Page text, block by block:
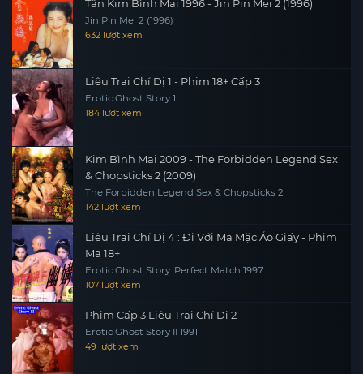
Tân Kim Bình Mai 1996 - Jin Pin Mei 2 (1996)
Jin Pin Mei 2 (1996)
632 lượt xem
Liêu Trai Chí Dị 1 - Phim 18+ Cấp 3
Erotic Ghost Story 1
184 lượt xem
Kim Bình Mai 2009 - The Forbidden Legend Sex
& Chopsticks 2 (2009)
The Forbidden Legend Sex & Chopsticks 2
142 lượt xem
Liêu Trai Chí Dị 4 : Đi Với Ma Mặc Áo Giấy - Phim
Ma 18+
Erotic Ghost Story: Perfect Match 1997
107 lượt xem
Phim Cấp 3 Liêu Trai Chí Dị 2
Erotic Ghost Story II 1991
49 lượt xem